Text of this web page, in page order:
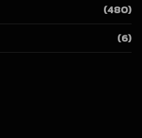
(480)
(6)